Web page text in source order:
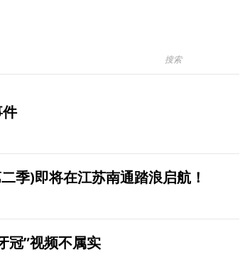
季)即将在江苏南通踏浪启航！
冠”视频不属实